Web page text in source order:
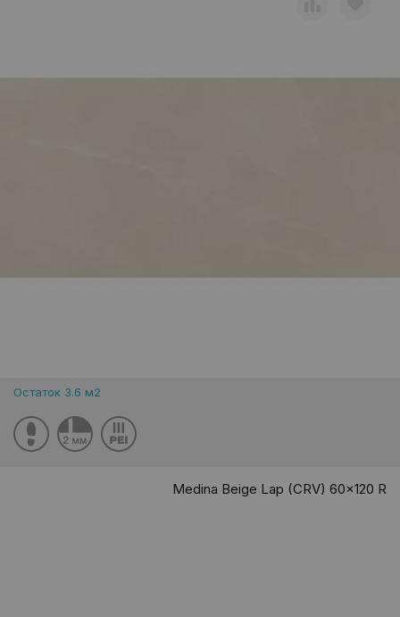
Остаток 3.6 м2
Medina Beige Lap (CRV) 60x120 R